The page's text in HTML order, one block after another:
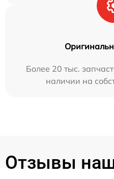
Более 20 тыс.
наличии на
Отзывы